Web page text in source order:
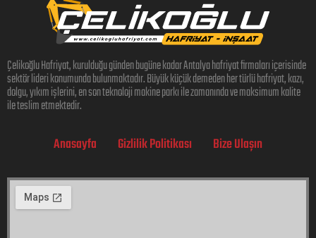
Çelikoğlu Hafriyat, kurulduğu günden bugüne kadar Antalya hafriyat firmaları içerisinde
sektör lideri konumunda bulunmaktadır. Büyük küçük demeden her türlü hafriyat, kazı,
dolgu, yıkım işlerini, en son teknoloji makine parkı ile zamanında ve maksimum kalite
ile teslim etmektedir.
Anasayfa Gizlilik Politikası Bize Ulaşın